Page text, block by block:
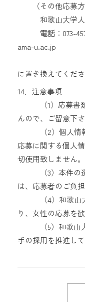
（その他応募方
和歌山大学人
電話：073-
ama-u.ac.jp
に置き換えてくだ
14．注意事項
（1）応募書類
んので、ご留意下さ
（2）個人情報
応募に関する個人
切使用致しません。
（3）本件の選
は、応募者のご負
（4）和歌山大
り、女性の応募を歓
（5）和歌山大
手の採用を推進して